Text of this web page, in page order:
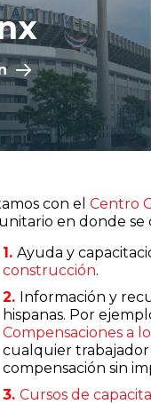
con el Centro
en donde se
Ayuda y
construcción.
Información y
hispanas. Por
Compensaciones a
cualquier
compensación sin
Cursos de